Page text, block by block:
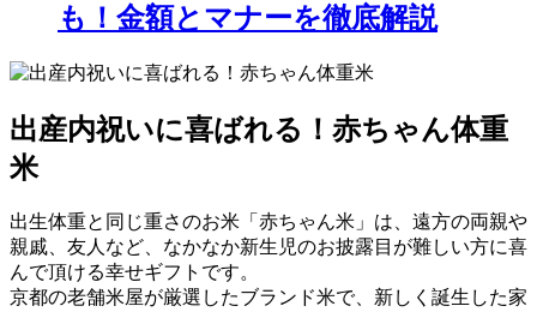
も！金額とマナーを徹底解説
出産内祝いに喜ばれる！赤ちゃん体重
米
出生体重と同じ重さのお米「赤ちゃん米」は、遠方の両親や
親戚、友人など、なかなか新生児のお披露目が難しい方に喜
んで頂ける幸せギフトです。
京都の老舗米屋が厳選したブランド米で、新しく誕生した家